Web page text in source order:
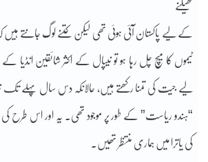
کھیلنے
کے لیے پاکستان آئی ہوئی تھی لیکن کتنے لوگ جانتے ہیں
ٹیموں کا میچ چل رہا ہو تو نیپال کے اکثر شائقین انڈیا
لیے جیت کی تمنا رکھتے ہیں، حالانکہ دس سال پہلے تک
“ہندو ریاست” کے طور پر موجود تھی۔ یہ اور اس طرح کی
کی یاترا میں ہماری منتظر تھیں۔